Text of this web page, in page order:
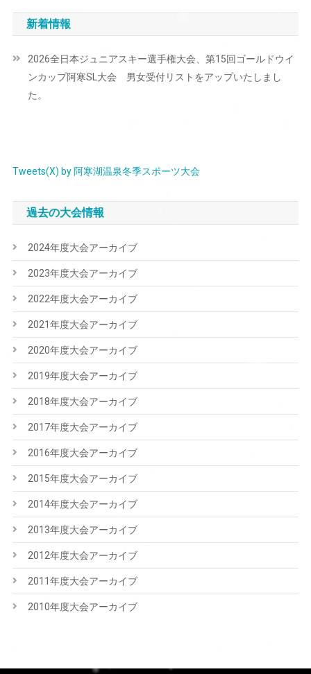
ナ
ビ
ゲ
ー
ン
新着情報
2026全日本ジュニアスキー選手権大会、第15回ゴールドウイ
ンカップ阿寒SL大会 男女受付リストをアップいたしまし
た。
Tweets(X) by 阿寒湖温泉冬季スポーツ大会
過去の大会情報
2024年度大会アーカイブ
2023年度大会アーカイブ
2022年度大会アーカイブ
2021年度大会アーカイブ
2020年度大会アーカイブ
2019年度大会アーカイブ
2018年度大会アーカイブ
2017年度大会アーカイブ
2016年度大会アーカイブ
2015年度大会アーカイブ
2014年度大会アーカイブ
2013年度大会アーカイブ
2012年度大会アーカイブ
2011年度大会アーカイブ
2010年度大会アーカイブ